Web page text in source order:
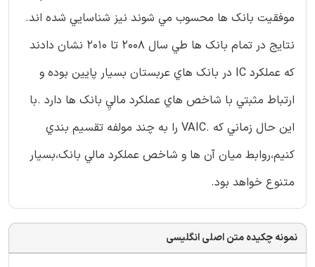
موفقيت بانك ها محسوب مي شوند نيز شناسايي شده اند.
نتايج در تمام بانك ها طي سال 2008 تا 2010 نشان دادند
كه عملكرد IC در بانك هاي عربستان بسيار پايين بوده و
ارتباط مثبتي با شاخص هاي عملكرد ماليِ بانك ها دارد .با
اين حال زماني كه .VAIC را به چند مولفه تقسيم بندي
كنيم،روابط ميان آن ها و شاخص عملكرد مالي بانك،بسيار
متنوع خواهد بود.
نمونه چکیده متن اصلی انگلیسی